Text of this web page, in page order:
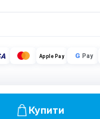
Купити
Apple Pay G Pay